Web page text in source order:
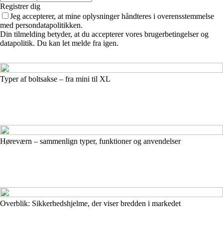
Registrer dig
Jeg accepterer, at mine oplysninger håndteres i overensstemmelse
med persondatapolitikken.
Din tilmelding betyder, at du accepterer vores brugerbetingelser og
datapolitik. Du kan let melde fra igen.
Typer af boltsakse – fra mini til XL
Høreværn – sammenlign typer, funktioner og anvendelser
Overblik: Sikkerhedshjelme, der viser bredden i markedet